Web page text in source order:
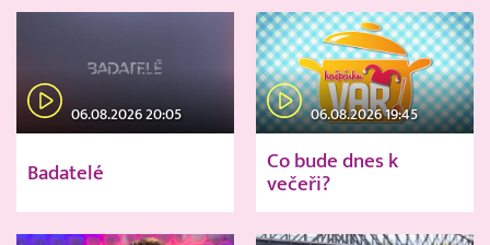
06.08.2026 20:05
Badatelé
06.08.2026 19:45
Co bude dnes k
večeři?